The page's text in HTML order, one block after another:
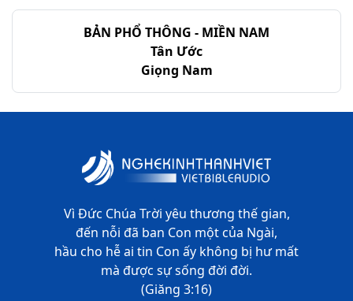
Giăng - Chương 18BẢN PHỔ THÔNG - MIỀN NAM
Tân Ước
Giọng Nam
Vì Đức Chúa Trời yêu thương thế gian,
đến nỗi đã ban Con một của Ngài,
hầu cho hễ ai tin Con ấy không bị hư mất
mà được sự sống đời đời.
(Giăng 3:16)